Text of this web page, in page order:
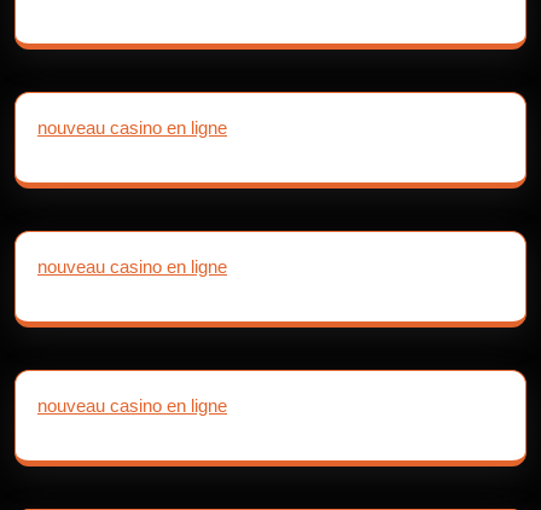
nouveau casino en ligne
nouveau casino en ligne
nouveau casino en ligne